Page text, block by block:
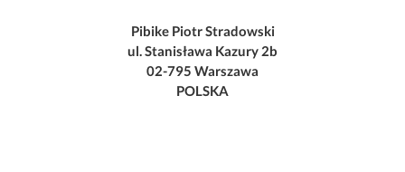
Pibike Piotr Stradowski
ul. Stanisława Kazury 2b
02-795 Warszawa
POLSKA